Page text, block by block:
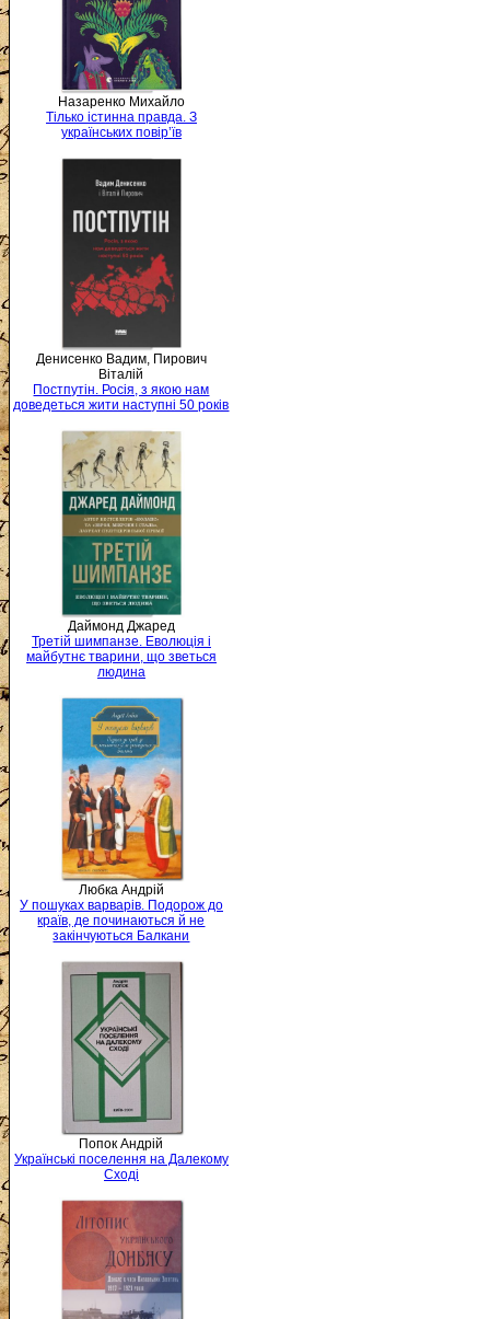
Назаренко Михайло
Тілько істинна правда. З
українських повір’їв
Денисенко Вадим, Пирович
Віталій
Постпутін. Росія, з якою нам
доведеться жити наступні 50 років
Даймонд Джаред
Третій шимпанзе. Еволюція і
майбутнє тварини, що зветься
людина
Любка Андрій
У пошуках варварів. Подорож до
країв, де починаються й не
закінчуються Балкани
Попок Андрій
Українські поселення на Далекому
Сході